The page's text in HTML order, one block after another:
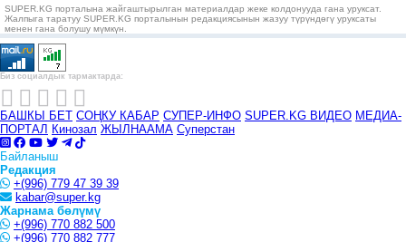
SUPER.KG порталына жайгаштырылган материалдар жеке колдонууда гана уруксат.
Жалпыга таратуу SUPER.KG порталынын редакциясынын жазуу түрүндөгү уруксаты
менен гана болушу мүмкүн.
Биз социалдык тармактарда:
БАШКЫ БЕТ СОҢКУ КАБАР СУПЕР-ИНФО SUPER.KG ВИДЕО МЕДИА-
ПОРТАЛ Кинозал ЖЫЛНААМА Суперстан
Байланыш
Редакция
+(996) 779 47 39 39
kabar@super.kg
Жарнама бөлүмү
+(996) 770 882 500
+(996) 770 882 777